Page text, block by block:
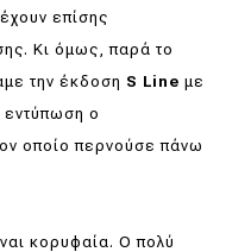
επίσης
Κι όμως, παρά το
την έκδοση S Line με
ο
οποίο περνούσε πάνω
κορυφαία. Ο πολύ